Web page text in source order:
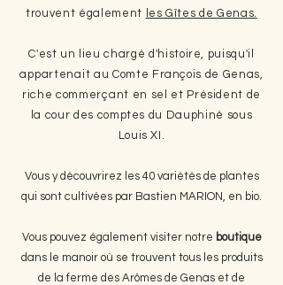
trouvent également
les Gîtes de Genas.
C'est un lieu chargé d'histoire, puisqu'il
appartenait au Comte François de Genas,
riche commerçant en sel et Président de
la cour des comptes du Dauphiné sous
Louis XI.
Vous y découvrirez les 40 variétés de plantes
qui sont cultivées par Bastien MARION, en bio.
Vous pouvez également visiter notre boutique
dans le manoir où se trouvent tous les produits
de la ferme des Arômes de Genas et de